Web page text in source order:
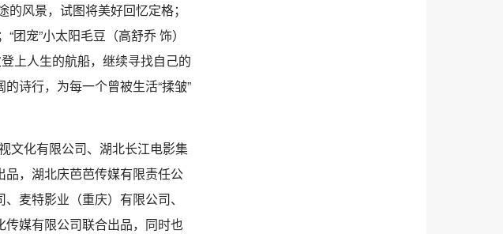
风景，试图将美好回忆定格；
宠”小太阳毛豆（高舒乔 饰）
上人生的航船，继续寻找自己的
诗行，为每一个曾被生活“揉皱”
文化有限公司、湖北长江电影集
，湖北庆芭芭传媒有限责任公
麦特影业（重庆）有限公司、
媒有限公司联合出品，同时也